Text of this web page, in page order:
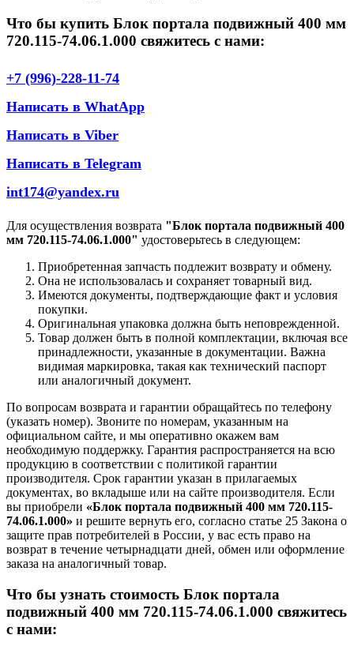
Что бы купить Блок портала подвижный 400 мм
720.115-74.06.1.000 свяжитесь с нами:
+7 (996)-228-11-74
Написать в WhatApp
Написать в Viber
Написать в Telegram
int174@yandex.ru
Для осуществления возврата "Блок портала подвижный 400
мм 720.115-74.06.1.000" удостоверьтесь в следующем:
Приобретенная запчасть подлежит возврату и обмену.
Она не использовалась и сохраняет товарный вид.
Имеются документы, подтверждающие факт и условия
покупки.
Оригинальная упаковка должна быть неповрежденной.
Товар должен быть в полной комплектации, включая все
принадлежности, указанные в документации. Важна
видимая маркировка, такая как технический паспорт
или аналогичный документ.
По вопросам возврата и гарантии обращайтесь по телефону
(указать номер). Звоните по номерам, указанным на
официальном сайте, и мы оперативно окажем вам
необходимую поддержку. Гарантия распространяется на всю
продукцию в соответствии с политикой гарантии
производителя. Срок гарантии указан в прилагаемых
документах, во вкладыше или на сайте производителя. Если
вы приобрели «Блок портала подвижный 400 мм 720.115-
74.06.1.000» и решите вернуть его, согласно статье 25 Закона о
защите прав потребителей в России, у вас есть право на
возврат в течение четырнадцати дней, обмен или оформление
заказа на аналогичный товар.
Что бы узнать стоимость Блок портала
подвижный 400 мм 720.115-74.06.1.000 свяжитесь
с нами: